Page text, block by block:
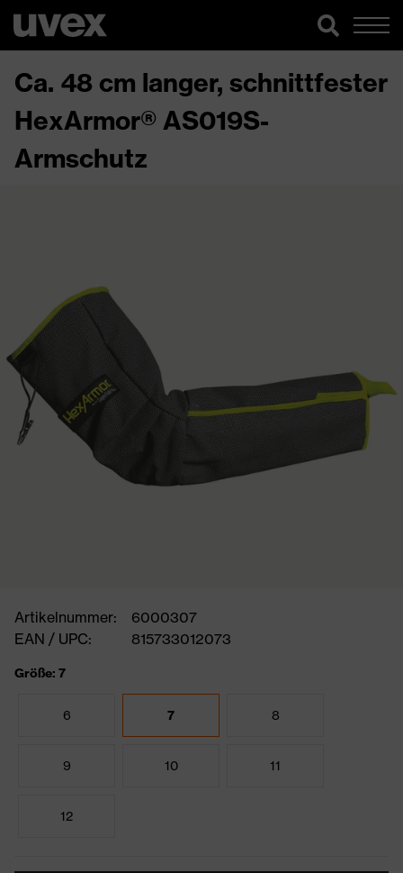
Ca. 48 cm langer, schnittfester
HexArmor® AS019S-
Armschutz
Artikelnummer:
6000307
EAN / UPC:
815733012073
Größe: 7
6 7 8
9 10 11
12